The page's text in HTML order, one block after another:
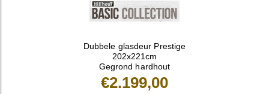
Dubbele glasdeur Prestige
202x221cm
Gegrond hardhout
€2.199,00